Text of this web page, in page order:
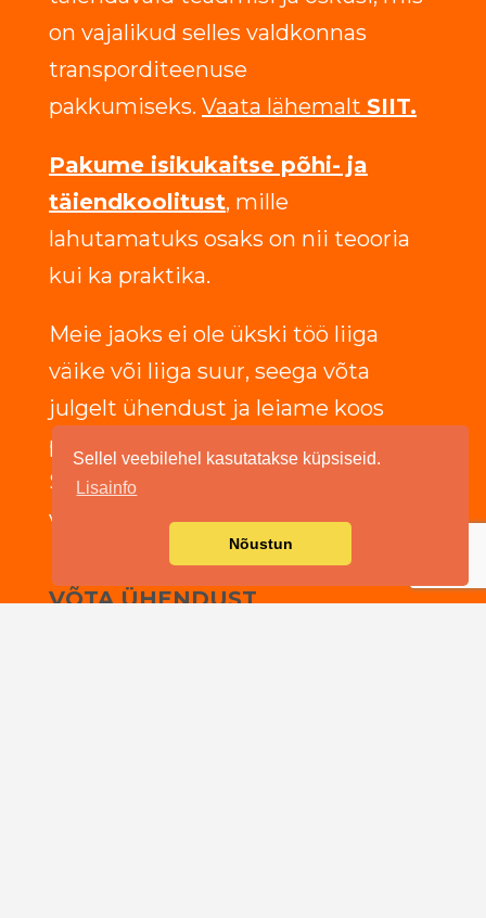
Sellel veebilehel kasutatakse küpsiseid.
Lisainfo
Nõustun
on vajalikud selles valdkonnas
transporditeenuse
pakkumiseks. Vaata lähemalt SIIT.
Pakume isikukaitse põhi- ja
täiendkoolitust, mille
lahutamatuks osaks on nii teooria
kui ka praktika.
Meie jaoks ei ole ükski töö liiga
väike või liiga suur, seega võta
julgelt ühendust ja leiame koos
parima lahenduse, mis vastab just
Sinu ettevõtte vajadustele ja
võimalustele!
VÕTA ÜHENDUST